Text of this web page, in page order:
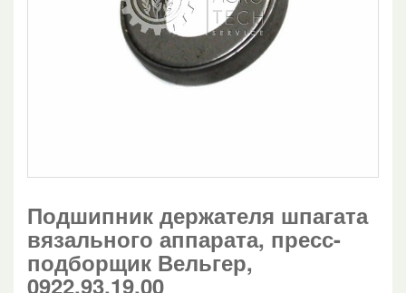
Подшипник держателя шпагата
вязального аппарата, пресс-
подборщик Вельгер,
0922.93.19.00